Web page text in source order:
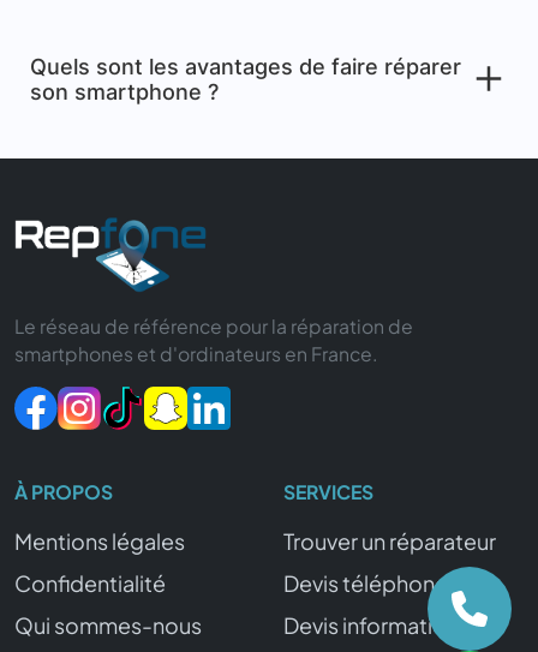
Quels sont les avantages de faire réparer
son smartphone ?
Le réseau de référence pour la réparation de
smartphones et d'ordinateurs en France.
À PROPOS
Mentions légales
Confidentialité
Qui sommes-nous
SERVICES
Trouver un réparateur
Devis téléphone
Devis informatique